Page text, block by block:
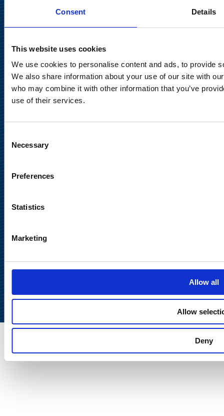
Consent Details
This website uses cookies
We use cookies to personalise content and ads, to provide
We also share information about your use of our site with
who may combine it with other information that you’ve
use of their services.
Selection
Necessary
Preferences
Statistics
Marketing
Allow all
Allow
Deny
Suominen Oyj
02150 Espoo
communications@suominencorp.com
Puh. 010 214 300
ylös